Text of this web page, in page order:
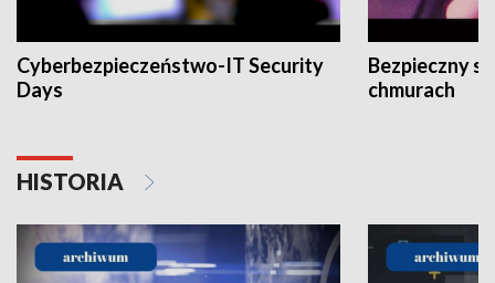
Cyberbezpieczeństwo-IT Security
Days
Bezpieczny
chmurach
HISTORIA